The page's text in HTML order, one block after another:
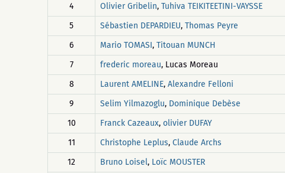
4
Olivier Gribelin, Tuhiva TEIKITEETINI-VAYSSE
5
Sébastien DEPARDIEU, Thomas Peyre
6
Mario TOMASI, Titouan MUNCH
7
frederic moreau, Lucas Moreau
8
Laurent AMELINE, Alexandre Felloni
9
Selim Yilmazoglu, Dominique Debèse
10
Franck Cazeaux, olivier DUFAY
11
Christophe Leplus, Claude Archs
12
Bruno Loisel, Loïc MOUSTER